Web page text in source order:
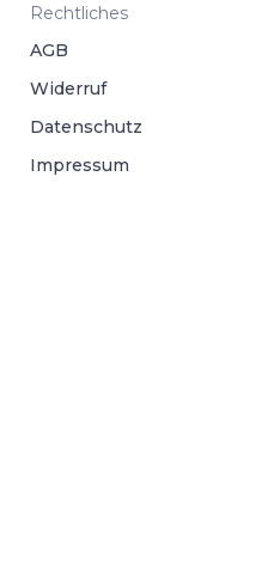
Rechtliches
AGB
Widerruf
Datenschutz
Impressum